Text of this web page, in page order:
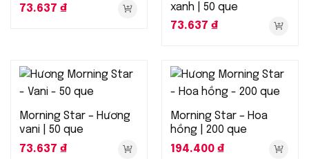
73.637 ₫
xanh | 50 que
73.637 ₫
Morning Star – Hương
vani | 50 que
73.637 ₫
Morning Star – Hoa
hồng | 200 que
194.400 ₫